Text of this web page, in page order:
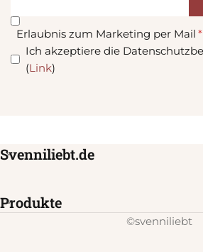
Erlaubnis zum Marketing per Mail
Ich akzeptiere die
(Link)
Svenniliebt.de
Produkte
©svenniliebt